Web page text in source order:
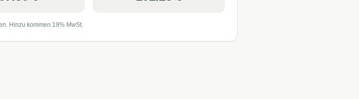
Hinzu kommen 19% MwSt.